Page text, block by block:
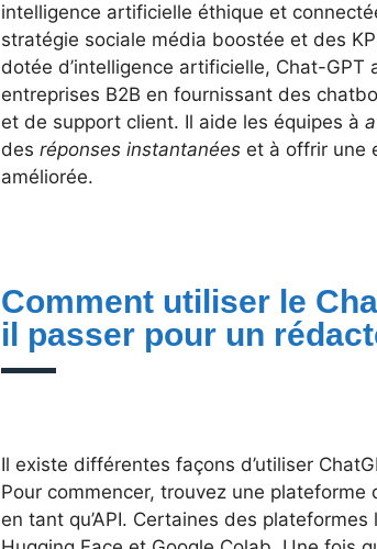
intelligence artificielle éthique et
stratégie sociale média boostée et des
dotée d’intelligence artificielle, Chat-
entreprises B2B en fournissant des
et de support client. Il aide les équipes à
des réponses instantanées et à offrir une
améliorée.
Comment utiliser le
il passer pour un
Il existe différentes façons d’utiliser
Pour commencer, trouvez une plateforme
en tant qu’API. Certaines des